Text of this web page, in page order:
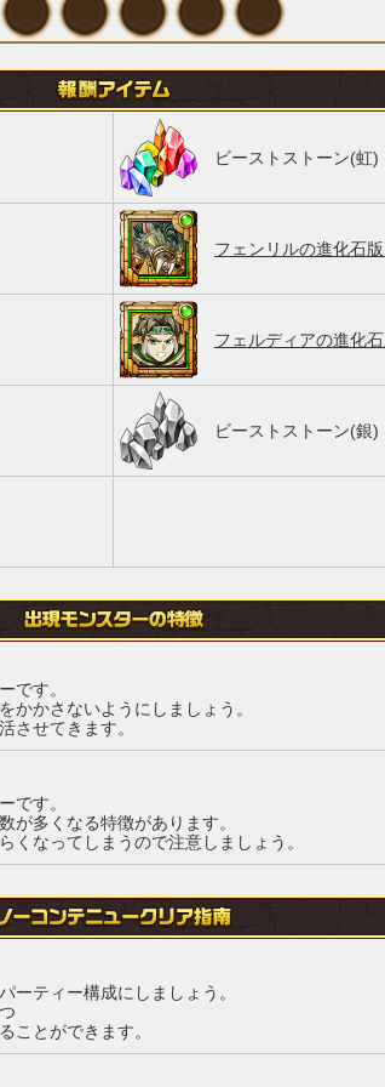
ビーストストーン(虹)
フェンリルの進化石
フェルディアの進化
ビーストストーン(銀)
です。
かかさないようにしましょう。
させてきます。
です。
が多くなる特徴があります。
くなってしまうので注意しましょう。
ーティー構成にしましょう。
ことができます。